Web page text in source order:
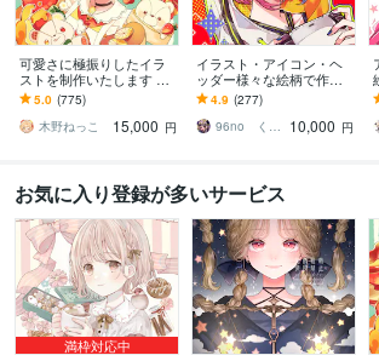
可愛さに極振りしたイラ
ストを制作いたします ★
商用利用＆二次利用込
み！ミニキャラは小物２
点まで無料！★
5.0 (775)
木野ねっこ
15,000 円
イラスト・アイコン・ヘ
ッダー様々な絵柄で作成
します 商用可！似顔絵・
ブログ・インスタ・動画
配信サムネ等用途様々！
4.9 (277)
96no くろの
10,000 円
お気に入り登録が多いサービス
満枠対応中